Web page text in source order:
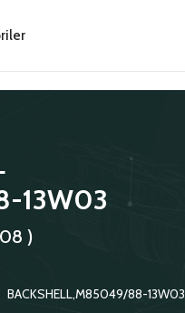
13W03
)
BACKSHELL,M85049/88-13W03